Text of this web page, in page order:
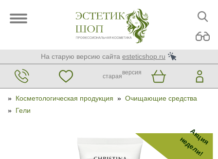
На старую версию сайта esteticshop.ru
старая
версия
» Косметологическая продукция » Очищающие средства
» Гели
Акция
недели!